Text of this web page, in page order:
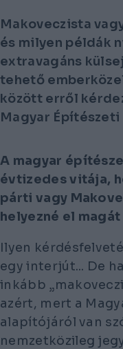
Makoveczista
és milyen példák
extravagáns
tehető
között erről
Magyar
A magyar
évtizedes vitája,
párti vagy
helyezné el magát
Ilyen
egy interjút... De
inkább
azért, mert a
alapítójáról van
nemzetközileg